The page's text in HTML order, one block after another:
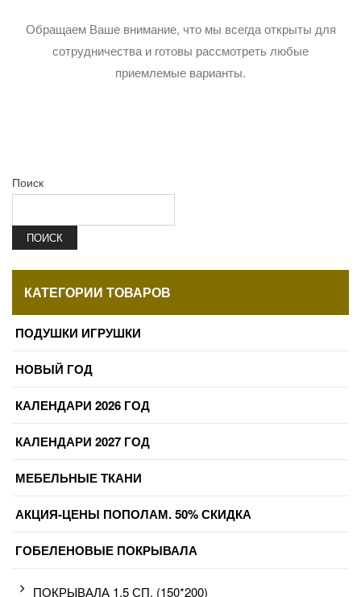
Обращаем Ваше внимание, что мы всегда открыты для
сотрудничества и готовы рассмотреть любые
приемлемые варианты.
Поиск
ПОИСК
КАТЕГОРИИ ТОВАРОВ
ПОДУШКИ ИГРУШКИ
НОВЫЙ ГОД
КАЛЕНДАРИ 2026 ГОД
КАЛЕНДАРИ 2027 ГОД
МЕБЕЛЬНЫЕ ТКАНИ
АКЦИЯ-ЦЕНЫ ПОПОЛАМ. 50% СКИДКА
ГОБЕЛЕНОВЫЕ ПОКРЫВАЛА
ПОКРЫВАЛА 1,5 СП. (150*200)